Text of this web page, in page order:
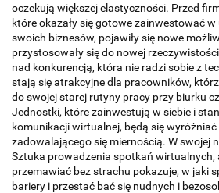
oczekują większej elastyczności. Przed
które okazały się gotowe zainwestować
swoich biznesów, pojawiły się nowe
przystosowały się do nowej
nad konkurencją, która nie radzi sobie z
stają się atrakcyjne dla pracowników,
do swojej starej rutyny pracy przy biurku
Jednostki, które zainwestują w siebie i
komunikacji wirtualnej, będą się wyróżniać
zadowalającego się miernością. W swojej
Sztuka prowadzenia spotkań wirtualnych,
przemawiać bez strachu pokazuje, w jaki
bariery i przestać bać się nudnych i